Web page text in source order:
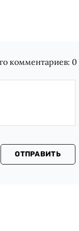
комментариев: 0
ОТПРАВИТЬ